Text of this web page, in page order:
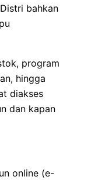
bahkan
program
hingga
diakses
dan kapan
online (e-